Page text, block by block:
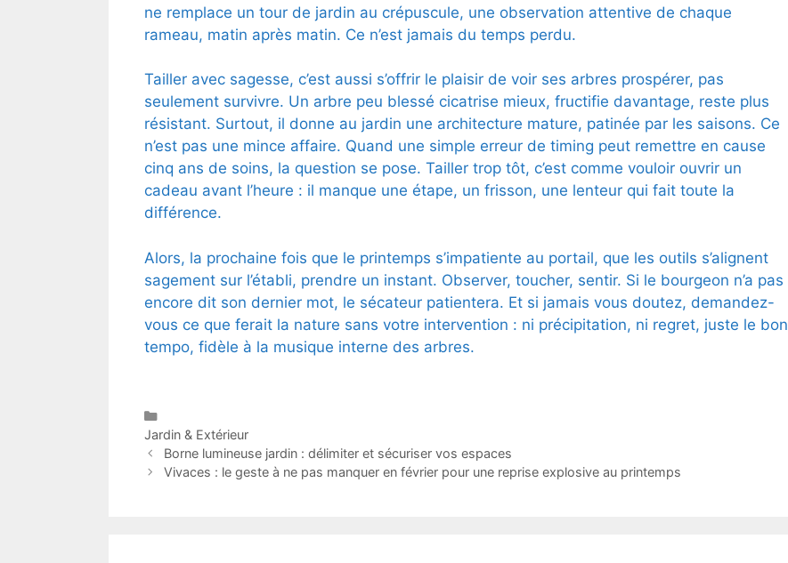
ne remplace un tour de jardin au crépuscule, une observation attentive de chaque
rameau, matin après matin. Ce n’est jamais du temps perdu.
Tailler avec sagesse, c’est aussi s’offrir le plaisir de voir ses arbres prospérer, pas
seulement survivre. Un arbre peu blessé cicatrise mieux, fructifie davantage, reste plus
résistant. Surtout, il donne au jardin une architecture mature, patinée par les saisons. Ce
n’est pas une mince affaire. Quand une simple erreur de timing peut remettre en cause
cinq ans de soins, la question se pose. Tailler trop tôt, c’est comme vouloir ouvrir un
cadeau avant l’heure : il manque une étape, un frisson, une lenteur qui fait toute la
différence.
Alors, la prochaine fois que le printemps s’impatiente au portail, que les outils s’alignent
sagement sur l’établi, prendre un instant. Observer, toucher, sentir. Si le bourgeon n’a pas
encore dit son dernier mot, le sécateur patientera. Et si jamais vous doutez, demandez-
vous ce que ferait la nature sans votre intervention : ni précipitation, ni regret, juste le bon
tempo, fidèle à la musique interne des arbres.
Jardin & Extérieur
Borne lumineuse jardin : délimiter et sécuriser vos espaces
Vivaces : le geste à ne pas manquer en février pour une reprise explosive au printemps